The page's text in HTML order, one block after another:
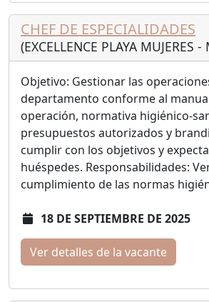
CHEF DE ESPECIALIDADES
(EXCELLENCE PLAYA MUJERES
Objetivo: Gestionar las
departamento conforme al
operación, normativa higiénico-
presupuestos autorizados y
cumplir con los objetivos y
huéspedes. Responsabilidades:
cumplimiento de las normas
18 DE SEPTIEMBRE DE 2025
Ver detalles de la vacante